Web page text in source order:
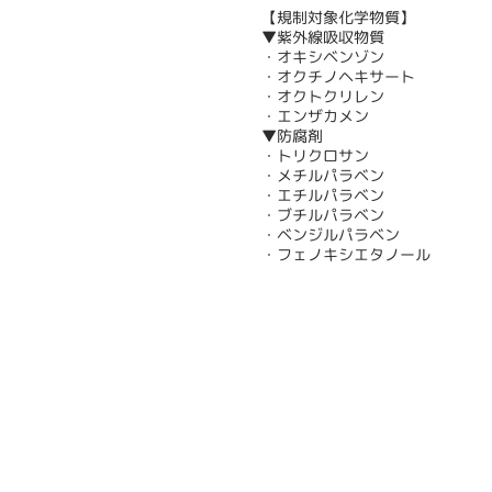
【規制対象化学物質】
▼紫外線吸収物質
・オキシベンゾン
・オクチノヘキサート
・オクトクリレン
・エンザカメン
▼防腐剤
・トリクロサン
・メチルパラベン
・エチルパラベン
・ブチルパラベン
・ベンジルパラベン
・フェノキシエタノール